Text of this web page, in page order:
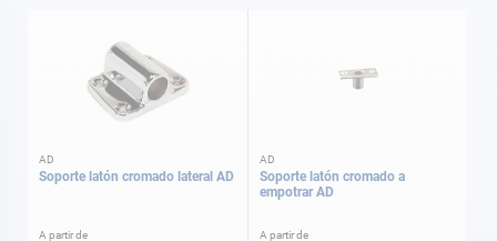
AD
Soporte latón cromado lateral AD
A partir de
AD
Soporte latón cromado a
empotrar AD
A partir de